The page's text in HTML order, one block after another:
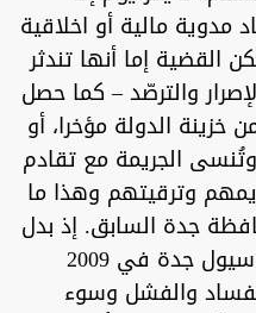
مالية أو اخلاقية
القضية إما أنها تندثر
والترصّد – كما حصل
الدولة مؤخرا، أو
الجريمة مع تقادم
وترقيتهم وهذا ما
جدة السابق. إذ بدل
أن يُعاقَب (فقيه) على كارثة سيول جدة في 2009
والفشل وسوء